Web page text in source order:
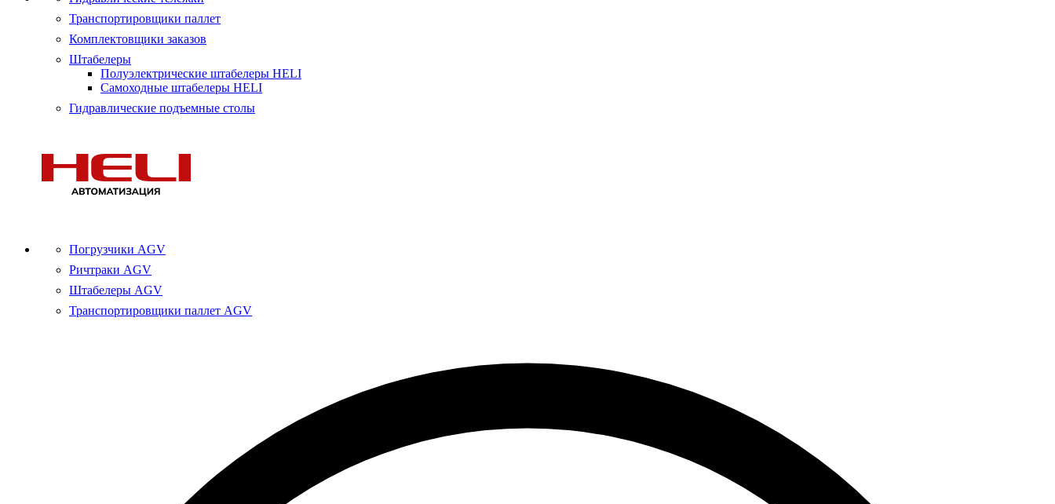
Транспортировщики паллет
Комплектовщики заказов
Штабелеры
Полуэлектрические штабелеры HELI
Самоходные штабелеры HELI
Гидравлические подъемные столы
Погрузчики AGV
Ричтраки AGV
Штабелеры AGV
Транспортировщики паллет AGV